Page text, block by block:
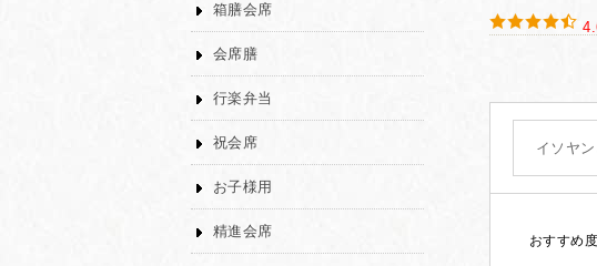
箱膳会席
会席膳
行楽弁当
祝会席
お子様用
精進会席
イソヤン
おすすめ度